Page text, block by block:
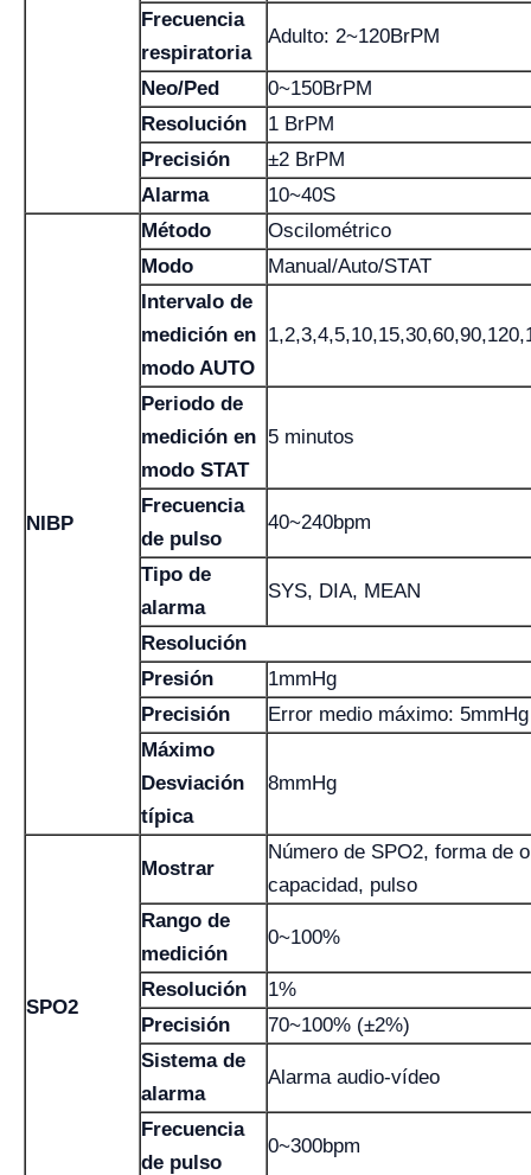
Frecuencia
respiratoria
Adulto: 2~120BrPM
Neo/Ped
0~150BrPM
Resolución
1 BrPM
Precisión
±2 BrPM
Alarma
10~40S
NIBP
Método
Oscilométrico
Modo
Manual/Auto/STAT
Intervalo de
medición en
modo AUTO
Periodo de
medición en
modo STAT
5 minutos
Frecuencia
de pulso
40~240bpm
Tipo de
alarma
SYS, DIA, MEAN
Resolución
Presión
1mmHg
Precisión
Error medio máximo: 5mmHg
Máximo
Desviación
típica
8mmHg
SPO2
Mostrar
Número de SPO2, forma de
capacidad, pulso
Rango de
medición
0~100%
Resolución
1%
Precisión
70~100% (±2%)
Sistema de
alarma
Alarma audio-vídeo
Frecuencia
de pulso
0~300bpm